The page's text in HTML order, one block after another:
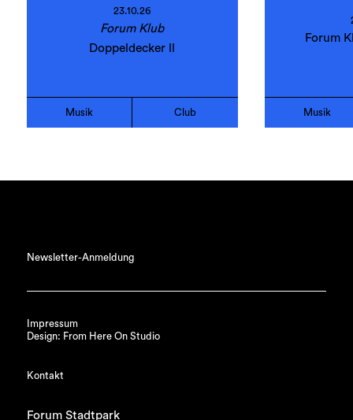
23.10.26
Forum Klub
Doppeldecker ll
Musik Club
Forum
Musik
Newsletter-Anmeldung
Impressum
Design: From Here On Studio
Kontakt
Forum Stadtpark